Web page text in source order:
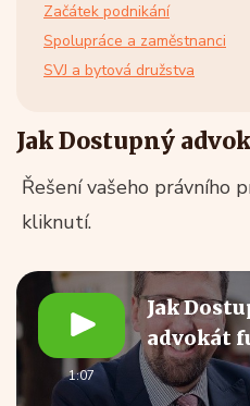
Začátek podnikání
Spolupráce a zaměstnanci
SVJ a bytová družstva
Jak Dostupný
Řešení vašeho právního
kliknutí.
1:07
Jak
advokát